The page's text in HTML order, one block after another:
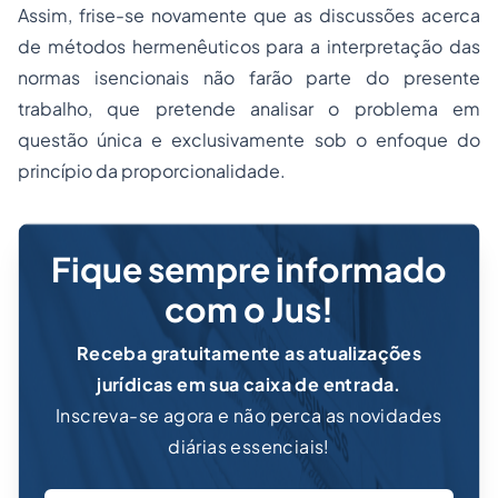
Assim, frise-se novamente que as discussões acerca
de métodos hermenêuticos para a interpretação das
normas isencionais não farão parte do presente
trabalho, que pretende analisar o problema em
questão única e exclusivamente sob o enfoque do
princípio da proporcionalidade.
Fique sempre informado
com o Jus!
Receba gratuitamente as atualizações
jurídicas em sua caixa de entrada.
Inscreva-se agora e não perca as novidades
diárias essenciais!